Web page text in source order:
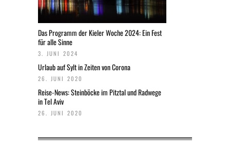
Das Programm der Kieler Woche 2024: Ein Fest
für alle Sinne
3. JUNI 2024
Urlaub auf Sylt in Zeiten von Corona
26. JUNI 2020
Reise-News: Steinböcke im Pitztal und Radwege
in Tel Aviv
26. JUNI 2020